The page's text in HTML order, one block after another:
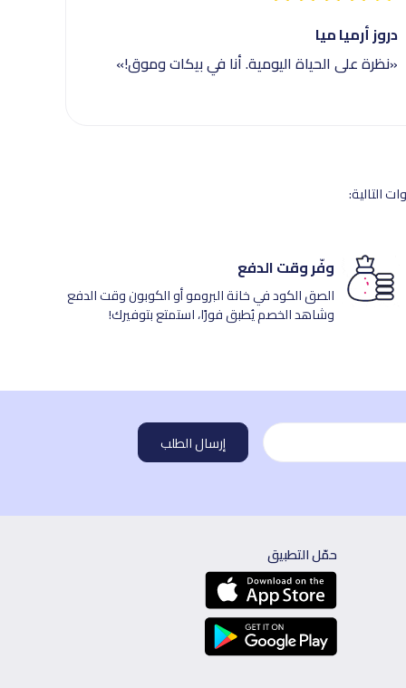
دروز أرميا ميا
«نظرة على الحياة اليومية. أنا في بيكات وموق!»
التالية:
وفّر وقت الدفع
الصق الكود في خانة البرومو أو الكوبون وقت الدفع
وشاهد الخصم يُطبق فورًا، استمتع بتوفيرك!
حمّل التطبيق